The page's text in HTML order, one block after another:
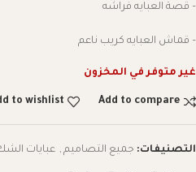
– قصة العبايه فراشه
– قماش العبايه كريب ناعم
غير متوفر في المخزون
Add to compare
to wishlist
التصنيفات: جميع التصاميم , عبايات